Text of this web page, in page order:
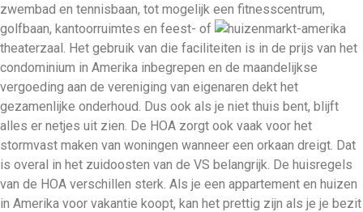
zwembad en tennisbaan, tot mogelijk een fitnesscentrum,
golfbaan, kantoorruimtes en feest- of
theaterzaal. Het gebruik van die faciliteiten is in de prijs van het
condominium in Amerika inbegrepen en de maandelijkse
vergoeding aan de vereniging van eigenaren dekt het
gezamenlijke onderhoud. Dus ook als je niet thuis bent, blijft
alles er netjes uit zien. De HOA zorgt ook vaak voor het
stormvast maken van woningen wanneer een orkaan dreigt. Dat
is overal in het zuidoosten van de VS belangrijk. De huisregels
van de HOA verschillen sterk. Als je een appartement en huizen
in Amerika voor vakantie koopt, kan het prettig zijn als je je bezit